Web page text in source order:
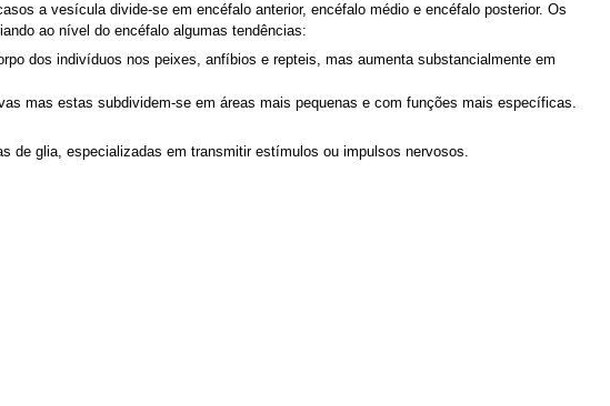
a vesícula divide-se em encéfalo anterior, encéfalo médio e encéfalo posterior. Os
ao nível do encéfalo algumas tendências:
dos indivíduos nos peixes, anfíbios e repteis, mas aumenta substancialmente em
mas estas subdividem-se em áreas mais pequenas e com funções mais específicas.
de glia, especializadas em transmitir estímulos ou impulsos nervosos.